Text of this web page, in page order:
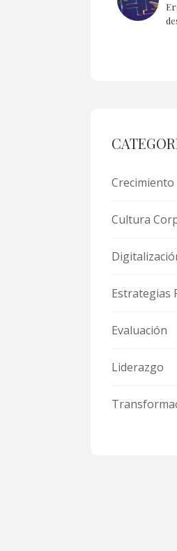
Crecimiento
Cultura
Estrategias
Evaluación
Liderazgo